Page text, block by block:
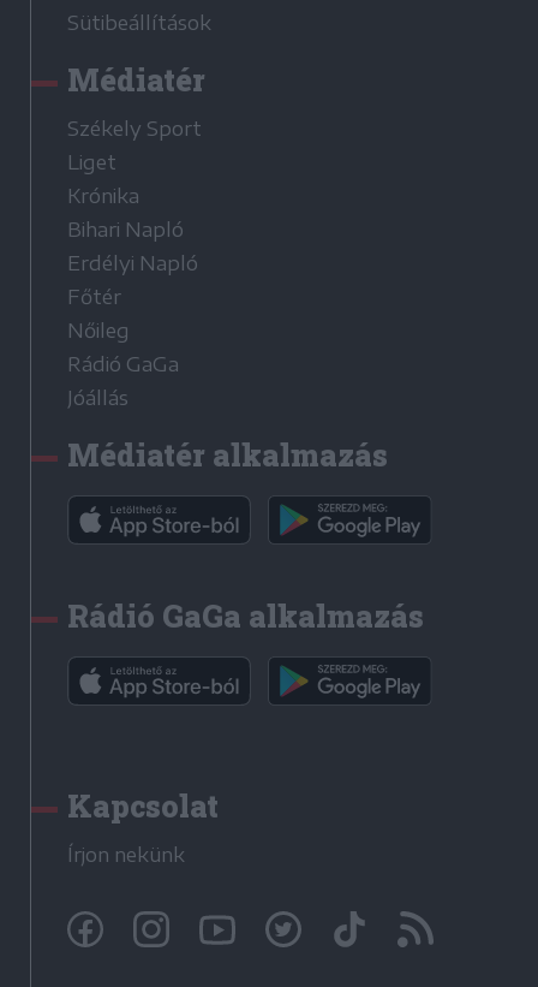
Sütibeállítások
Médiatér
Székely Sport
Liget
Krónika
Bihari Napló
Erdélyi Napló
Főtér
Nőileg
Rádió GaGa
Jóállás
Médiatér alkalmazás
Rádió GaGa alkalmazás
Kapcsolat
Írjon nekünk